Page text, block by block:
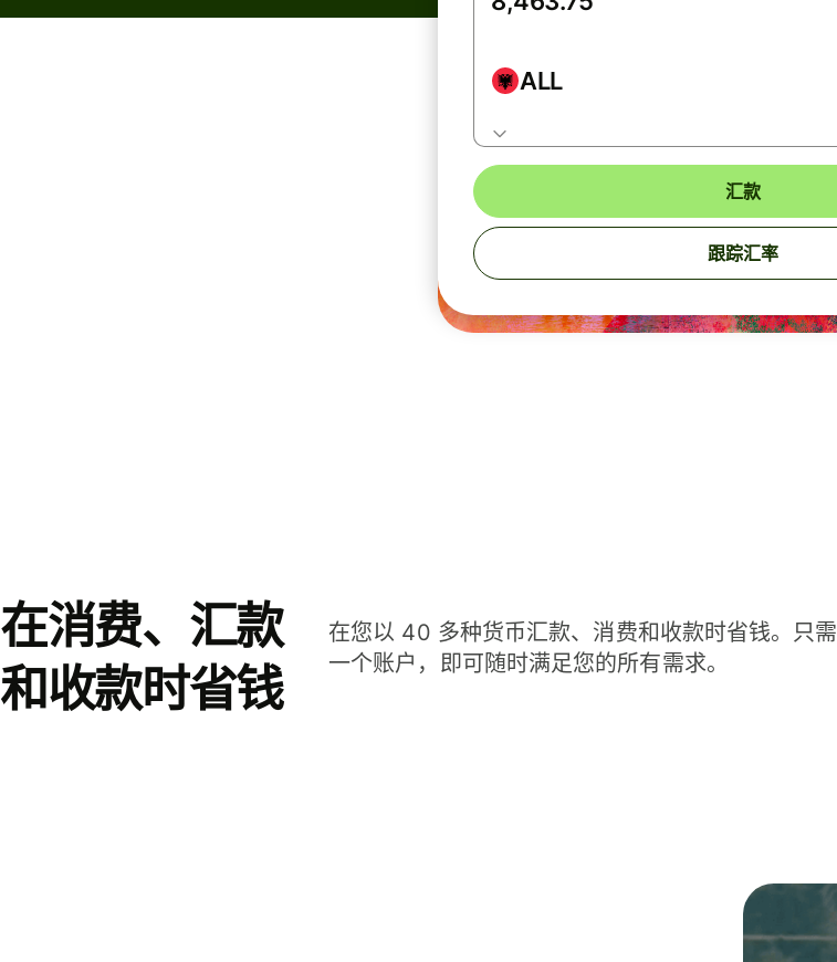
ALL
汇款
跟踪汇率
在消费、汇款
和收款时省钱
在您以 40 多种货币汇款、消费和收款时省钱。只需
一个账户，即可随时满足您的所有需求。